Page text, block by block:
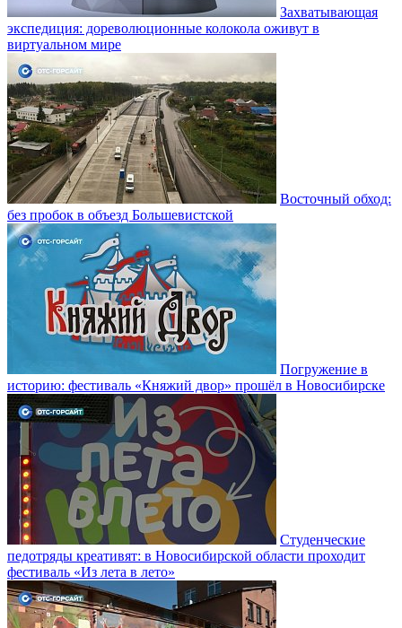
Захватывающая
экспедиция: дореволюционные колокола оживут в
виртуальном мире
Восточный обход:
без пробок в объезд Большевистской
Погружение в
историю: фестиваль «Княжий двор» прошёл в Новосибирске
Студенческие
педотряды креативят: в Новосибирской области проходит
фестиваль «Из лета в лето»